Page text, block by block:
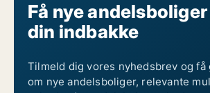
Få nye
din indbakke
Tilmeld dig vores nyhedsbrev og få
om nye andelsboliger, relevante